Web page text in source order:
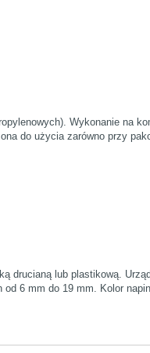
Wykonanie na
do użycia zarówno przy
drucianą lub plastikową.
6 mm do 19 mm. Kolor